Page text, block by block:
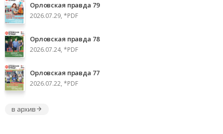
Орловская правда 79
2026.07.29, *PDF
Орловская правда 78
2026.07.24, *PDF
Орловская правда 77
2026.07.22, *PDF
в архив